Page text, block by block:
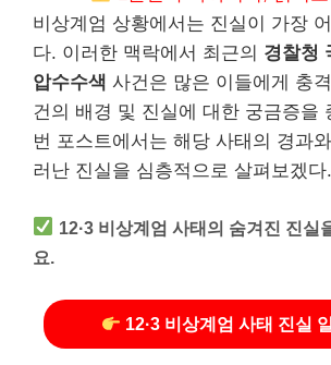
비상계엄 상황에서는 진실이 가장
다. 이러한 맥락에서 최근의 경찰청
압수수색 사건은 많은 이들에게 충
건의 배경 및 진실에 대한 궁금증을
번 포스트에서는 해당 사태의 경과
러난 진실을 심층적으로 살펴보겠다.
12·3 비상계엄 사태의 숨겨진 진실
요.
12·3 비상계엄 사태 진실